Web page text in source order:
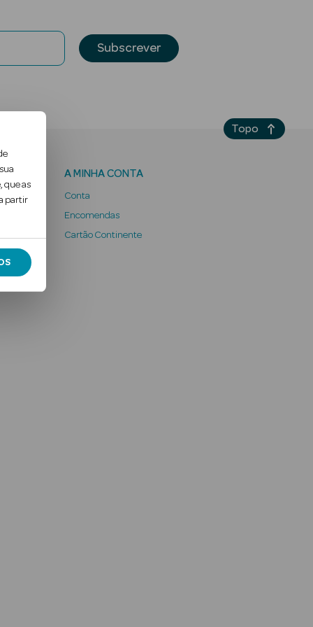
que as
partir
Subscrever
A MINHA CONTA
Conta
Encomendas
Cartão Continente
Topo